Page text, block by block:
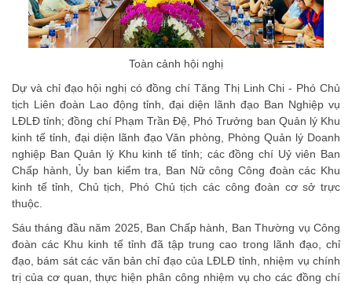
Toàn cảnh hội nghị
Dự và chỉ đạo hội nghị có đồng chí Tăng Thị Linh Chi - Phó Chủ
tịch Liên đoàn Lao động tỉnh, đại diện lãnh đạo Ban Nghiệp vụ
LĐLĐ tỉnh; đồng chí Phạm Trần Đệ, Phó Trưởng ban Quản lý Khu
kinh tế tỉnh, đại diện lãnh đạo Văn phòng, Phòng Quản lý Doanh
nghiệp Ban Quản lý Khu kinh tế tỉnh; các đồng chí Uỷ viên Ban
Chấp hành, Ủy ban kiểm tra, Ban Nữ công Công đoàn các Khu
kinh tế tỉnh, Chủ tịch, Phó Chủ tịch các công đoàn cơ sở trực
thuộc.
Sáu tháng đầu năm 2025, Ban Chấp hành, Ban Thường vụ Công
đoàn các Khu kinh tế tỉnh đã tập trung cao trong lãnh đạo, chỉ
đạo, bám sát các văn bản chỉ đạo của LĐLĐ tỉnh, nhiệm vụ chính
trị của cơ quan, thực hiện phân công nhiệm vụ cho các đồng chí